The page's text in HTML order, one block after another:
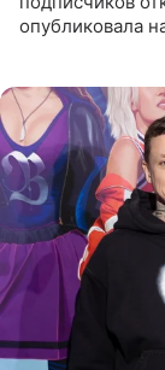
опубликовала